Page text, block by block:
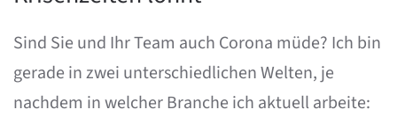
Sind Sie und Ihr Team auch Corona müde? Ich bin
gerade in zwei unterschiedlichen Welten, je
nachdem in welcher Branche ich aktuell arbeite: